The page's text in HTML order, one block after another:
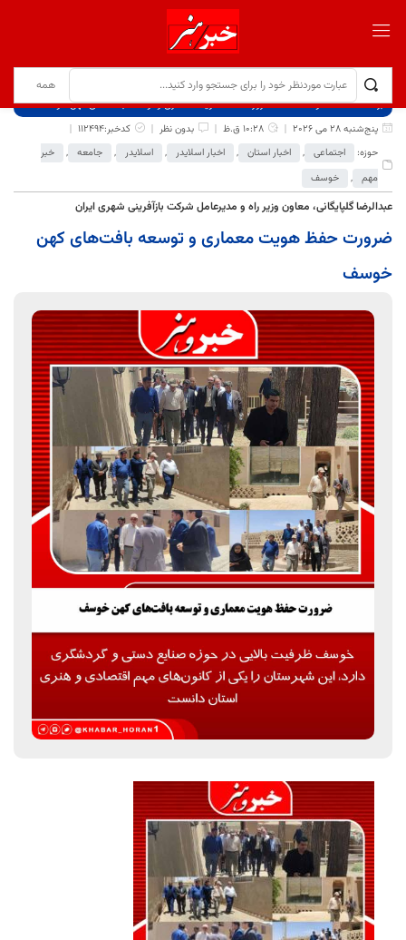
برگ نخست نوشته‌ها
ضرورت حفظ هویت معماری و توسعه بافت‌های کهن خوسف
پنج‌شنبه 28 می 2026
10:28 ق.ظ بدون نظر
کدخبر:112494
حوزه:
اجتماعی , اخبار استان , اخبار اسلایدر , اسلایدر , جامعه ,
خبر
مهم , خوسف
عبدالرضا گلپایگانی، معاون وزیر راه و مدیرعامل شرکت بازآفرینی شهری ایران
ضرورت حفظ هویت معماری و توسعه بافت‌های کهن
خوسف